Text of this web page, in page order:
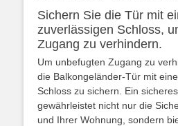
Sichern Sie die Tür mit
zuverlässigen Schloss,
Zugang zu verhindern.
Um unbefugten Zugang zu
die Balkongeländer-Tür mit
Schloss zu sichern. Ein
gewährleistet nicht nur die
und Ihrer Wohnung, sondern